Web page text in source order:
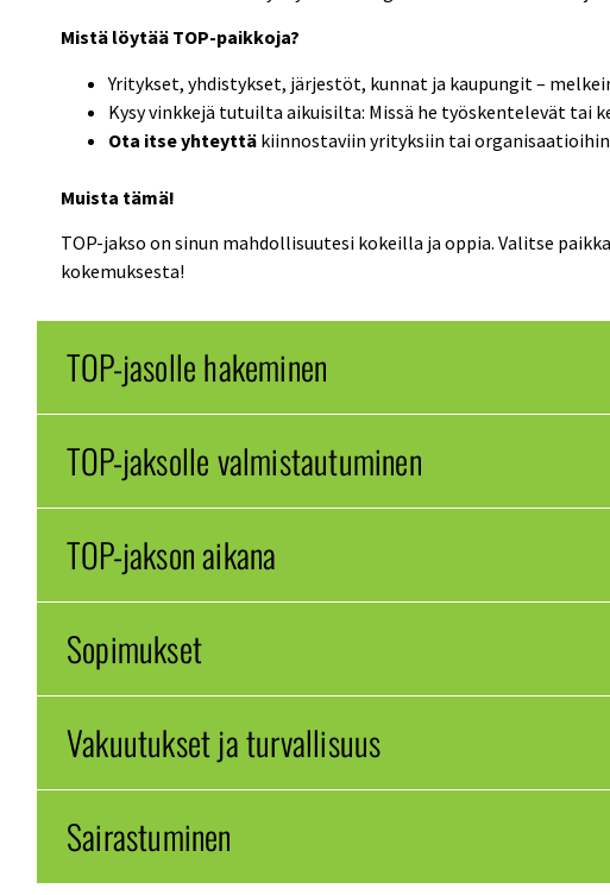
Mistä löytää TOP-paikkoja?
Yritykset, yhdistykset, järjestöt, kunnat ja kaupungit –
Kysy vinkkejä tutuilta aikuisilta: Missä he työskentelevät tai
Ota itse yhteyttä kiinnostaviin yrityksiin tai
Muista tämä!
TOP-jakso on sinun mahdollisuutesi kokeilla ja oppia. Valitse
kokemuksesta!
TOP-jasolle hakeminen
TOP-jaksolle valmistautuminen
TOP-jakson aikana
Sopimukset
Vakuutukset ja turvallisuus
Sairastuminen